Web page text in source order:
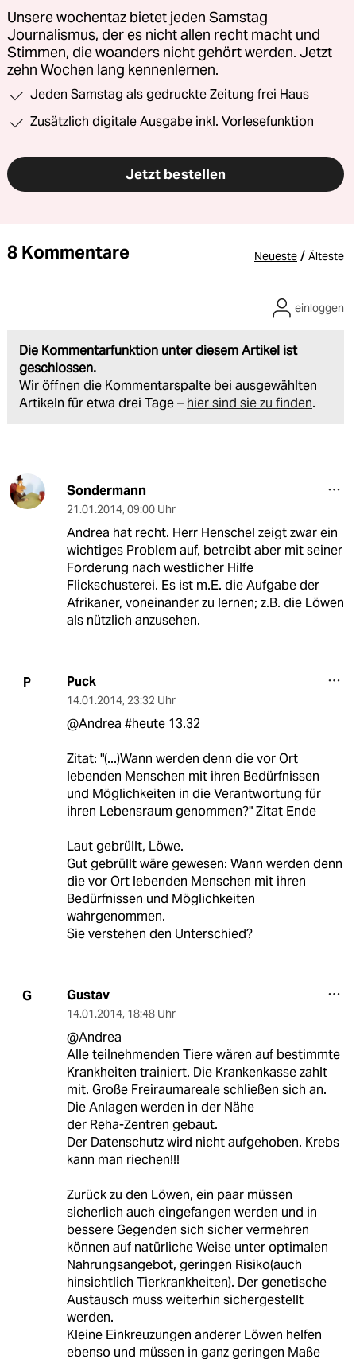
Unsere wochentaz bietet jeden Samstag
Journalismus, der es nicht allen recht macht und
Stimmen, die woanders nicht gehört werden. Jetzt
zehn Wochen lang kennenlernen.
Jeden Samstag als gedruckte Zeitung frei Haus
Zusätzlich digitale Ausgabe inkl. Vorlesefunktion
Jetzt bestellen
8 Kommentare Neueste / Älteste
Die Kommentarfunktion unter diesem Artikel ist
geschlossen.
Wir öffnen die Kommentarspalte bei ausgewählten
Artikeln für etwa drei Tage – hier sind sie zu finden.
einloggen
Sondermann
21.01.2014, 09:00 Uhr
Andrea hat recht. Herr Henschel zeigt zwar ein
wichtiges Problem auf, betreibt aber mit seiner
Forderung nach westlicher Hilfe
Flickschusterei. Es ist m.E. die Aufgabe der
Afrikaner, voneinander zu lernen; z.B. die Löwen
als nützlich anzusehen.
P Puck
14.01.2014, 23:32 Uhr
@Andrea #heute 13.32
Zitat: "(...)Wann werden denn die vor Ort
lebenden Menschen mit ihren Bedürfnissen
und Möglichkeiten in die Verantwortung für
ihren Lebensraum genommen?" Zitat Ende
Laut gebrüllt, Löwe.
Gut gebrüllt wäre gewesen: Wann werden denn
die vor Ort lebenden Menschen mit ihren
Bedürfnissen und Möglichkeiten
wahrgenommen.
Sie verstehen den Unterschied?
G Gustav
14.01.2014, 18:48 Uhr
@Andrea
Alle teilnehmenden Tiere wären auf bestimmte
Krankheiten trainiert. Die Krankenkasse zahlt
mit. Große Freiraumareale schließen sich an.
Die Anlagen werden in der Nähe
der Reha-Zentren gebaut.
Der Datenschutz wird nicht aufgehoben. Krebs
kann man riechen!!!
Zurück zu den Löwen, ein paar müssen
sicherlich auch eingefangen werden und in
bessere Gegenden sich sicher vermehren
können auf natürliche Weise unter optimalen
Nahrungsangebot, geringen Risiko(auch
hinsichtlich Tierkrankheiten). Der genetische
Austausch muss weiterhin sichergestellt
werden.
Kleine Einkreuzungen anderer Löwen helfen
ebenso und müssen in ganz geringen Maße